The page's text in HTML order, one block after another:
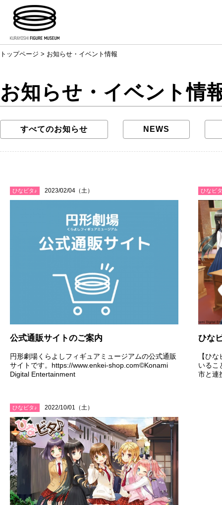
トップページ > お知らせ・イベント情報
お知らせ・イベント情
すべてのお知らせ NEWS
ひなビタ♪ 2023/02/04（土）
公式通販サイトのご案内
円形劇場くらよしフィギュアミュージアムの公式通販
サイトです。https://www.enkei-shop.com©Konami
Digital Entertainment
ひなビ
ひな
【ひ
いるこ
市と連
ひなビタ♪ 2022/10/01（土）